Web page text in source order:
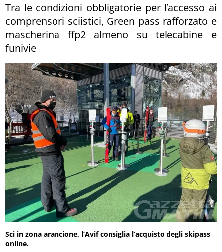
Tra le condizioni obbligatorie per l’accesso ai
comprensori sciistici, Green pass rafforzato e
mascherina ffp2 almeno su telecabine e
funivie
Sci in zona arancione, l’Avif consiglia l’acquisto degli skipass
online.